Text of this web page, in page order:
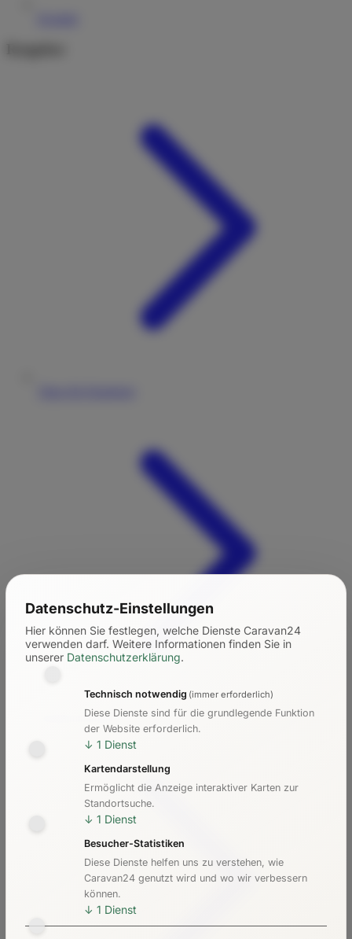
Kosten & Preise
Datenschutz-Einstellungen
Hier können Sie festlegen, welche Dienste Caravan24
verwenden darf. Weitere Informationen finden Sie in
unserer Datenschutzerklärung.
Technisch notwendig (immer erforderlich)
Diese Dienste sind für die grundlegende Funktion
der Website erforderlich.
↓ 1 Dienst
Kartendarstellung
Ermöglicht die Anzeige interaktiver Karten zur
Standortsuche.
↓ 1 Dienst
Besucher-Statistiken
Diese Dienste helfen uns zu verstehen, wie
Caravan24 genutzt wird und wo wir verbessern
können.
↓ 1 Dienst